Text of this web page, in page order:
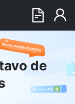
de